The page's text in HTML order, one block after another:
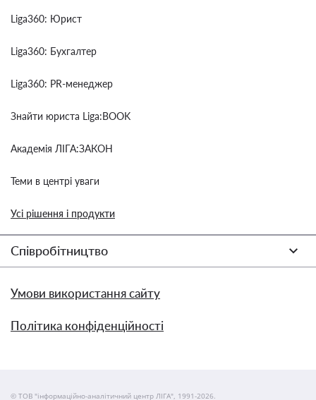
Liga360: Юрист
Liga360: Бухгалтер
Liga360: PR-менеджер
Знайти юриста Liga:BOOK
Академія ЛІГА:ЗАКОН
Теми в центрі уваги
Усі рішення і продукти
Співробітництво
Умови використання сайту
Політика конфіденційності
© ТОВ "інформаційно-аналітичний центр ЛІГА", 1991-2026.